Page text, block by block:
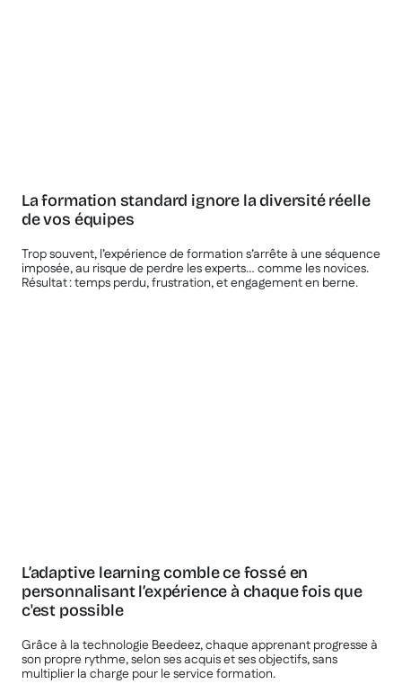
La formation standard ignore la diversité réelle
de vos équipes
Trop souvent, l’expérience de formation s’arrête à une séquence
imposée, au risque de perdre les experts… comme les novices.
Résultat : temps perdu, frustration, et engagement en berne.
L’adaptive learning comble ce fossé en
personnalisant l’expérience à chaque fois que
c'est possible
Grâce à la technologie Beedeez, chaque apprenant progresse à
son propre rythme, selon ses acquis et ses objectifs, sans
multiplier la charge pour le service formation.